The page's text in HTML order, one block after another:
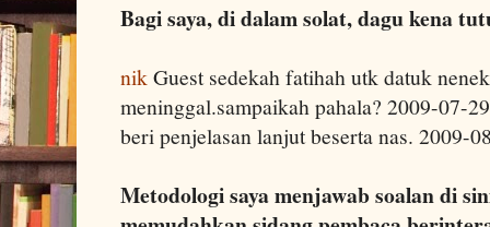
Bagi saya, di dalam solat, dagu kena
nikGuest sedekah fatihah utk datuk
meninggal.sampaikah pahala? 2009-07-
beri penjelasan lanjut beserta nas. 2009-
Metodologi saya menjawab soalan di